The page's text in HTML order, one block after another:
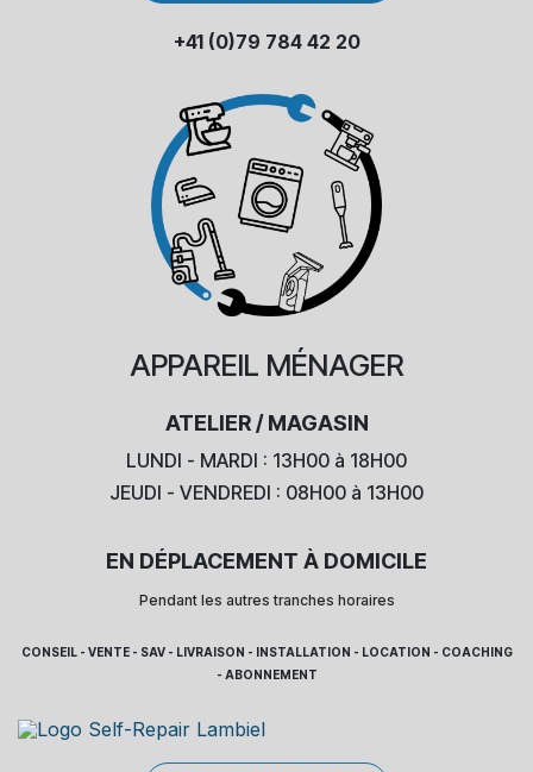
+41 (0)79 784 42 20
APPAREIL MÉNAGER
ATELIER / MAGASIN
LUNDI - MARDI : 13H00 à 18H00
JEUDI - VENDREDI : 08H00 à 13H00
EN DÉPLACEMENT À DOMICILE
Pendant les autres tranches horaires
CONSEIL - VENTE - SAV - LIVRAISON - INSTALLATION - LOCATION - COACHING
- ABONNEMENT